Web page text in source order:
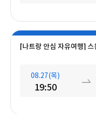
08.27(목)
19:50